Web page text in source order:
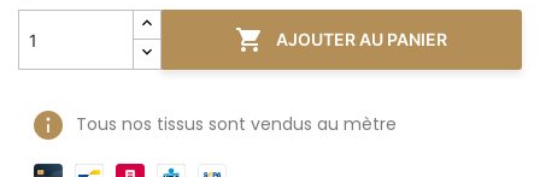
 AJOUTER AU PANIER
Tous nos tissus sont vendus au mètre